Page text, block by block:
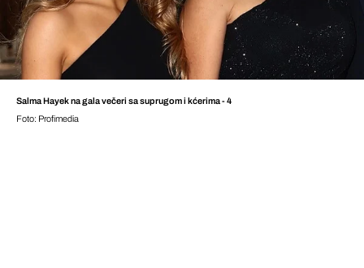
Salma Hayek na gala večeri sa suprugom i kćerima - 4
Foto: Profimedia